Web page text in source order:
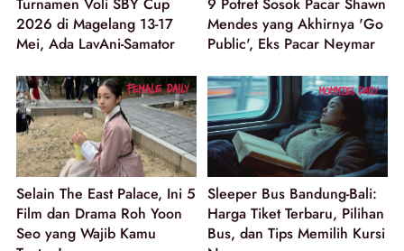
2026 di Magelang 13-17
Mei, Ada LavAni-Samator
Mendes yang Akhirnya 'Go
Public', Eks Pacar Neymar
Selain The East Palace, Ini 5
Film dan Drama Roh Yoon
Seo yang Wajib Kamu
Sleeper Bus Bandung-Bali:
Harga Tiket Terbaru, Pilihan
Bus, dan Tips Memilih Kursi